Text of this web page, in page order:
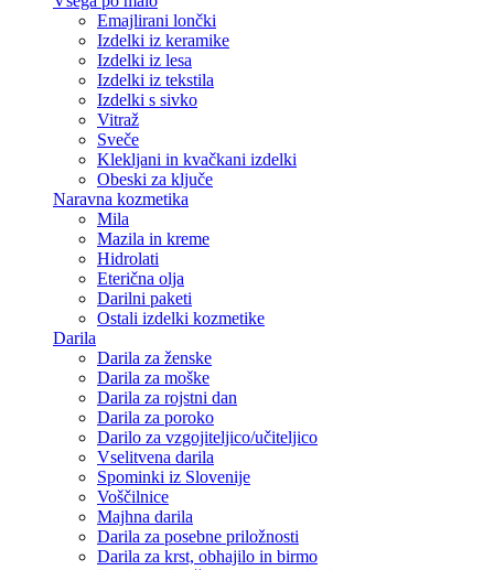
Emajlirani lončki
Izdelki iz keramike
Izdelki iz lesa
Izdelki iz tekstila
Izdelki s sivko
Vitraž
Sveče
Klekljani in kvačkani izdelki
Obeski za ključe
Naravna kozmetika
Mila
Mazila in kreme
Hidrolati
Eterična olja
Darilni paketi
Ostali izdelki kozmetike
Darila
Darila za ženske
Darila za moške
Darila za rojstni dan
Darila za poroko
Darilo za vzgojiteljico/učiteljico
Vselitvena darila
Spominki iz Slovenije
Voščilnice
Majhna darila
Darila za posebne priložnosti
Darila za krst, obhajilo in birmo